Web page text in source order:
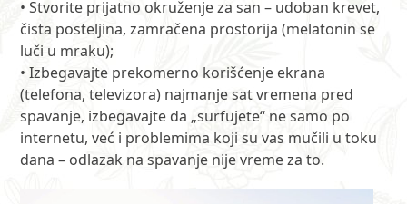
• Stvorite prijatno okruženje za san – udoban krevet,
čista posteljina, zamračena prostorija (melatonin se
luči u mraku);
• Izbegavajte prekomerno korišćenje ekrana
(telefona, televizora) najmanje sat vremena pred
spavanje, izbegavajte da „surfujete“ ne samo po
internetu, već i problemima koji su vas mučili u toku
dana – odlazak na spavanje nije vreme za to.